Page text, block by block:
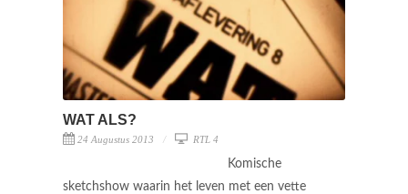
WAT ALS?
24 Augustus 2013 RTL 4
Komische
sketchshow waarin het leven met een vette